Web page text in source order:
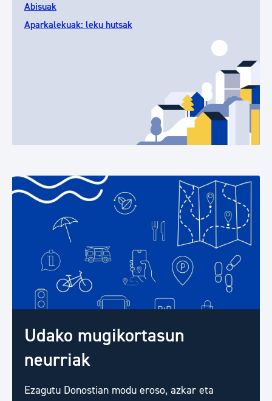
Abisuak
Aparkalekuak: leku hutsak
Udako mugikortasun
neurriak
Ezagutu Donostian modu eroso, azkar eta